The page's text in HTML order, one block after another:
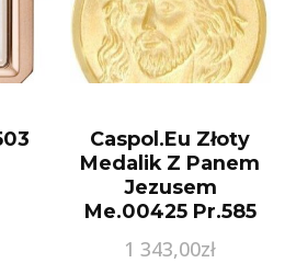
Caspol.Eu Złoty
Medalik Z Panem
Jezusem
Me.00425 Pr.585
1 343,00zł